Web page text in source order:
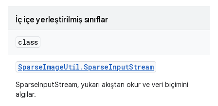
İç içe yerleştirilmiş sınıflar
class
SparseImageUtil .SparseInputStream
SparseInputStream, yukarı akıştan okur ve veri biçimini
algılar.